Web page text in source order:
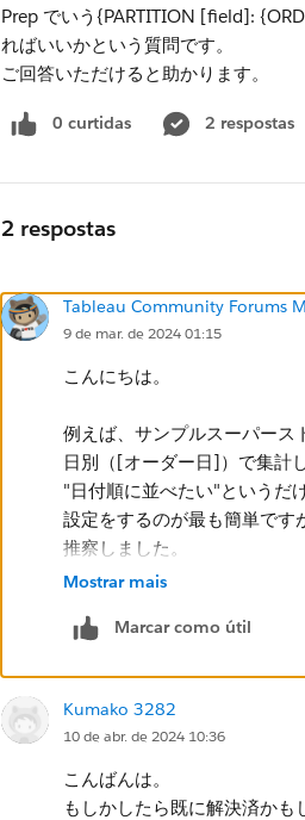
Prep でいう{PARTITION [field]:
ればいいかという質問です。
ご回答いただけると助かります。
0 curtidas 2 respostas
2 respostas
Tableau Community Forums
9 de mar. de 2024 01:15
こんにちは。
例えば、サンプルスーパー
日別（[オーダー日]）で集計​
"日付順に並べたい"というだ
設定をするのが最も簡単です
推察しました。
例えば上記のような簡単な
計算式：{FIXED [顧客名
②​①で求めた顧客ごとの最初
計算式：​DATEDIFF('day',[顧
Mostrar mais
Marcar como útil
Kumako 3282
10 de abr. de 2024 10:36
こんばんは。
もしかしたら既に解決済かも